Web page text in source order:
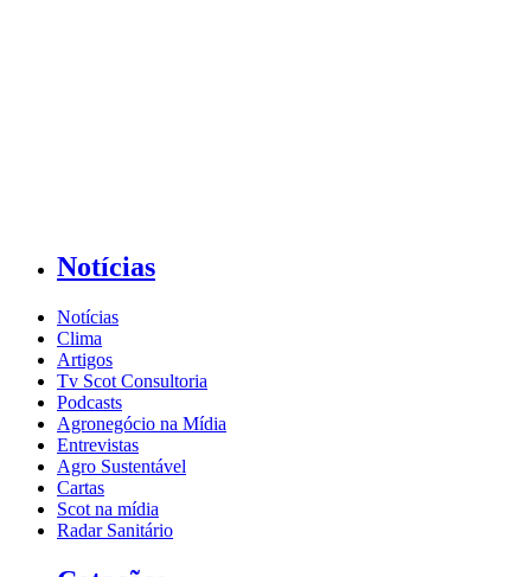
Notícias
Notícias
Clima
Artigos
Tv Scot Consultoria
Podcasts
Agronegócio na Mídia
Entrevistas
Agro Sustentável
Cartas
Scot na mídia
Radar Sanitário